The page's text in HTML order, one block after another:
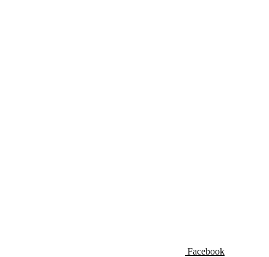
Facebook